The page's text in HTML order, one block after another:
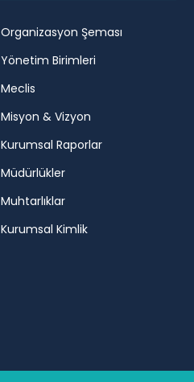
Organizasyon Şeması
Yönetim Birimleri
Meclis
Misyon & Vizyon
Kurumsal Raporlar
Müdürlükler
Muhtarlıklar
Kurumsal Kimlik